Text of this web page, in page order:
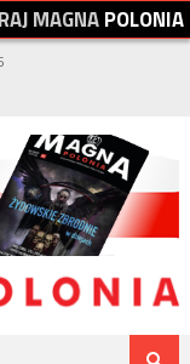
RAJMAGNAPOLONIA